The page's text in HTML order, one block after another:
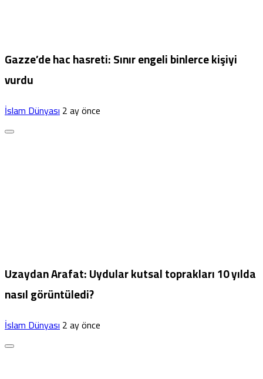
Gazze’de hac hasreti: Sınır engeli binlerce kişiyi
vurdu
İslam Dünyası2 ay önce
Uzaydan Arafat: Uydular kutsal toprakları 10 yılda
nasıl görüntüledi?
İslam Dünyası2 ay önce